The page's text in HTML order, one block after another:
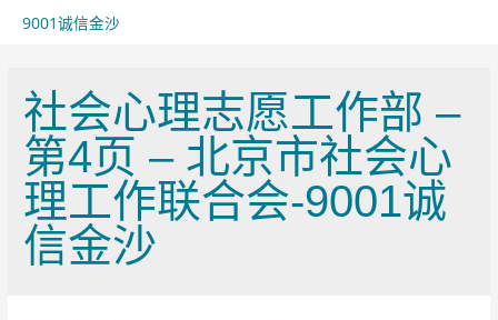
9001诚信金沙
社会心理志愿工作部 –
第4页 – 北京市社会心
理工作联合会-9001诚
信金沙